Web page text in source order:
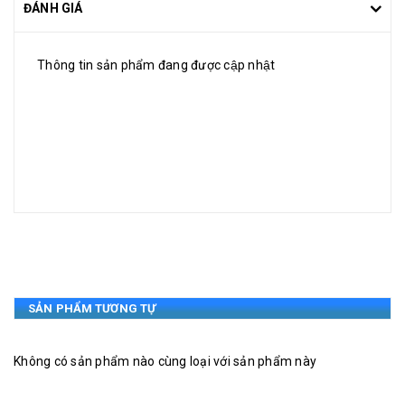
ĐÁNH GIÁ
Thông tin sản phẩm đang được cập nhật
SẢN PHẨM TƯƠNG TỰ
Không có sản phẩm nào cùng loại với sản phẩm này